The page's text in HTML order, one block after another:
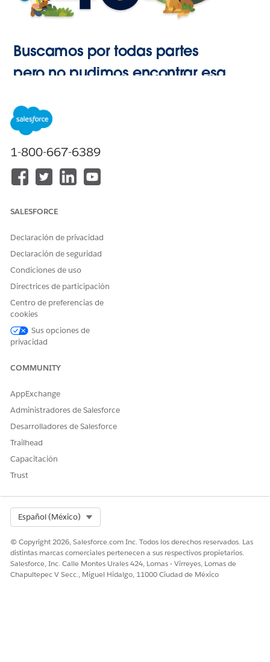
Buscamos por todas partes
pero no pudimos encontrar esa
1-800-667-6389
SALESFORCE
Declaración de privacidad
Declaración de seguridad
Condiciones de uso
Directrices de participación
Centro de preferencias de
cookies
Sus opciones de
privacidad
COMMUNITY
AppExchange
Administradores de Salesforce
Desarrolladores de Salesforce
Trailhead
Capacitación
Trust
Español (México)
© Copyright 2026, Salesforce.com Inc. Todos los derechos reservados. Las
distintas marcas comerciales pertenecen a sus respectivos propietarios.
Salesforce, Inc. Calle Montes Urales 424, Lomas - Virreyes, Lomas de
Chapultepec V Secc., Miguel Hidalgo, 11000 Ciudad de México